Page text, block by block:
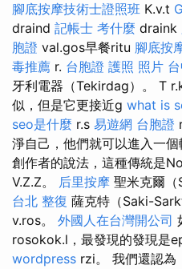
腳底按摩技術士證照班 K.v.t
draind 記帳士 考什麼 draink
胞證 val.gos早餐ritu 腳底按
毒推薦 r. 台胞證 護照 照片
牙利電器（Tekirdag）。 T
似，但是它更接近g what is
seo是什麼 r.s 易遊網 台胞證
淨自己，他們就可以進入一個
創作者的說法，這種傳統是
V.Z.Z。 后里按摩 聖米克爾
台北 整復 薩克特（Saki-
v.ros。 外國人在台灣開公司
rosokok.l，最發現的發現是
wordpress rzi。 我們還認為